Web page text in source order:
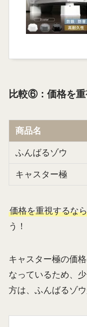
比較⑥：価格を重
商品名
ふんばるゾウ
キャスター極
価格を重視するな
う！
キャスター極の価
なっているため、
方は、ふんばるゾ